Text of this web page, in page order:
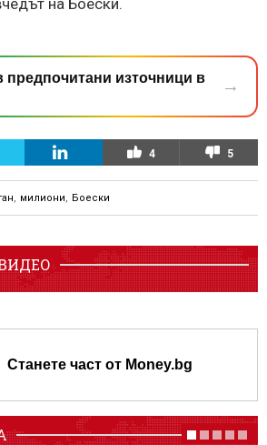
предпочитани източници в
→
4 5
милиони Боески
Станете част от Money.bg